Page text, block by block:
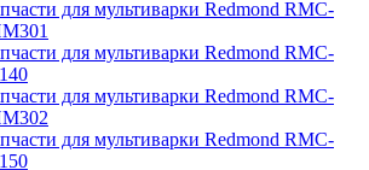
для мультиварки Redmond RMC-
для мультиварки Redmond RMC-
для мультиварки Redmond RMC-
для мультиварки Redmond RMC-